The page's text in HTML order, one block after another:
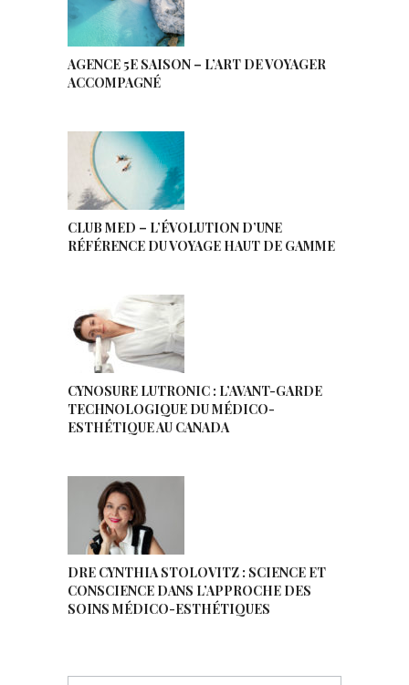
AGENCE 5E SAISON – L’ART DE VOYAGER
ACCOMPAGNÉ
CLUB MED – L’ÉVOLUTION D’UNE
RÉFÉRENCE DU VOYAGE HAUT DE GAMME
CYNOSURE LUTRONIC : L’AVANT-GARDE
TECHNOLOGIQUE DU MÉDICO-
ESTHÉTIQUE AU CANADA
DRE CYNTHIA STOLOVITZ : SCIENCE ET
CONSCIENCE DANS L’APPROCHE DES
SOINS MÉDICO-ESTHÉTIQUES